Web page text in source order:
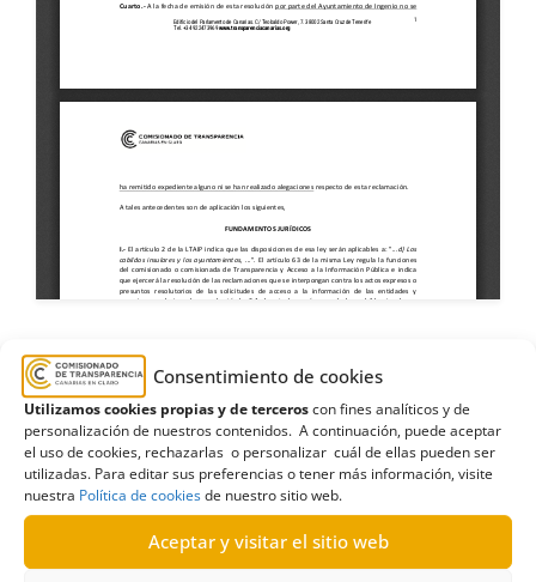
Consentimiento de cookies
Utilizamos cookies propias y de terceroscon fines analíticos y de
personalización de nuestros contenidos. A continuación, puede aceptar
el uso de cookies, rechazarlas o personalizar cuál de ellas pueden ser
utilizadas. Para editar sus preferencias o tener más información, visite
nuestra Política de cookiesde nuestro sitio web.
Aceptar y visitar el sitio web
Aparcamiento,Ayuntamiento de Ingenio
Cescami,Estimatoria,gestión, Gran Canaria,
recaudación,vía pública,zona